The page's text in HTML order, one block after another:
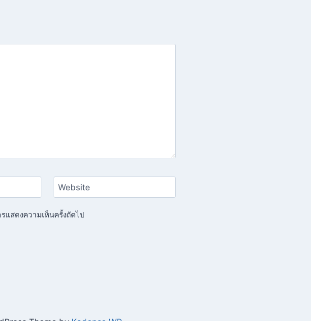
Website
แสดงความเห็นครั้งถัดไป